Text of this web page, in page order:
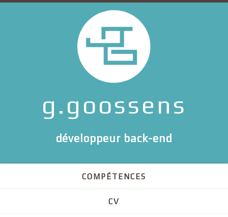
g.goossens
développeur back-end
COMPÉTENCES
CV